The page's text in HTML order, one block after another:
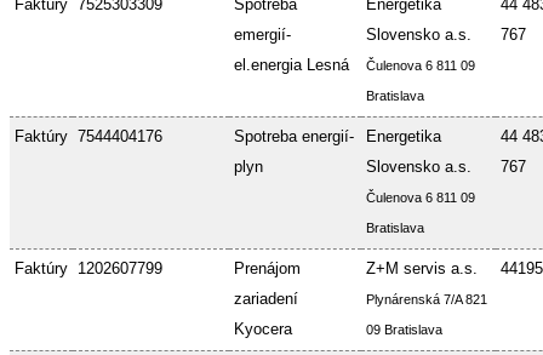
Faktúry 7525303309
Spotreba
emergií-
el.energia Lesná
Energetika
Slovensko a.s.
Čulenova 6 811 09
Bratislava
44
767
Faktúry 7544404176
Spotreba energií-
plyn
Energetika
Slovensko a.s.
Čulenova 6 811 09
Bratislava
44
767
Faktúry 1202607799
Prenájom
zariadení
Kyocera
Z+M servis a.s.
Plynárenská 7/A 821
09 Bratislava